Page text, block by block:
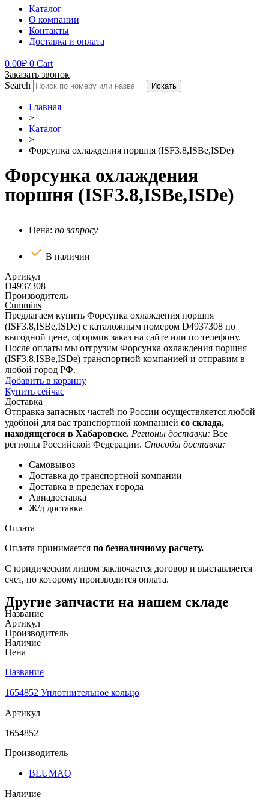
Каталог
О компании
Контакты
Доставка и оплата
0.00₽ 0 Cart
Заказать звонок
Search
Искать
Главная
>
Каталог
>
Форсунка охлаждения поршня (ISF3.8,ISBe,ISDe)
Форсунка охлаждения
поршня (ISF3.8,ISBe,ISDe)
Цена: по запросу
В наличии
Артикул
D4937308
Производитель
Cummins
Предлагаем купить Форсунка охлаждения поршня
(ISF3.8,ISBe,ISDe) с каталожным номером D4937308 по
выгодной цене, оформив заказ на сайте или по телефону.
После оплаты мы отгрузим Форсунка охлаждения поршня
(ISF3.8,ISBe,ISDe) транспортной компанией и отправим в
любой город РФ.
Добавить в корзину
Купить сейчас
Доставка
Отправка запасных частей по России осуществляется любой
удобной для вас транспортной компанией со склада,
находящегося в Хабаровске. Регионы доставки: Все
регионы Российской Федерации. Способы доставки:
Самовывоз
Доставка до транспортной компании
Доставка в пределах города
Авиадоставка
Ж/д доставка
Оплата
Оплата принимается по безналичному расчету.
С юридическим лицом заключается договор и выставляется
счет, по которому производится оплата.
Другие запчасти на нашем складе
Название
Артикул
Производитель
Наличие
Цена
Название
1654852 Уплотнительное кольцо
Артикул
1654852
Производитель
BLUMAQ
Наличие